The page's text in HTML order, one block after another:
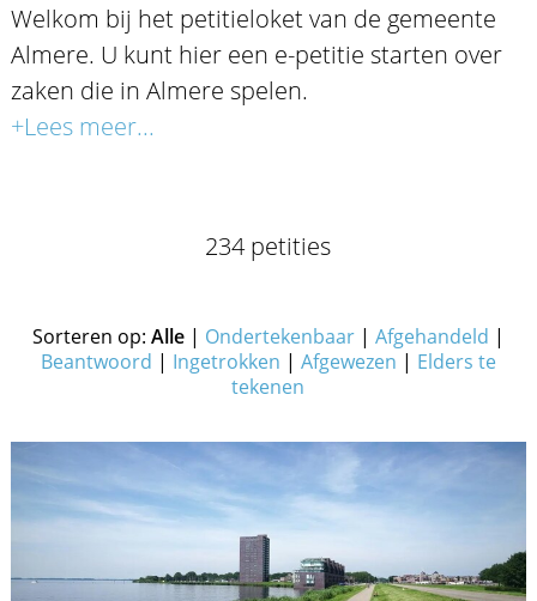
Welkom bij het petitieloket van de gemeente
Almere. U kunt hier een e-petitie starten over
zaken die in Almere spelen.
+Lees meer...
234 petities
Sorteren op: Alle| Ondertekenbaar| Afgehandeld |
Beantwoord | Ingetrokken | Afgewezen | Elders te
tekenen